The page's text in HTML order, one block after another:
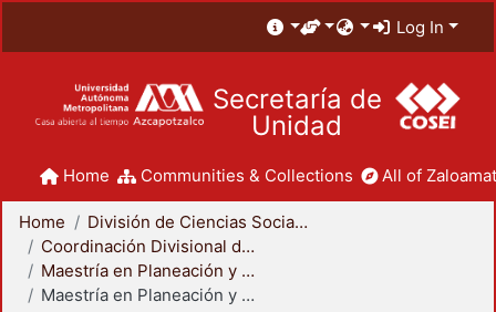
Log In
Secretaría de
Unidad
Home Communities & Collections All of
Home
División de Ciencias Sociales y Humanidades
Coordinación Divisional de Posgrado
Maestría en Planeación y Políticas Metropolitanas
Maestría en Planeación y Políticas Metropolitanas